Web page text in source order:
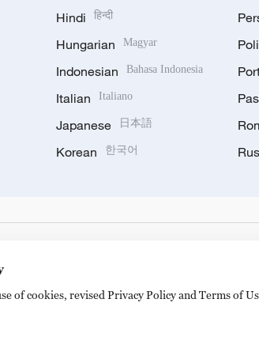
Hindi हिन्दी
Hungarian Magyar
Indonesian Bahasa Indonesia
Italian Italiano
Japanese 日本語
Korean 한국어
of cookies, revised Privacy Policy and Terms of